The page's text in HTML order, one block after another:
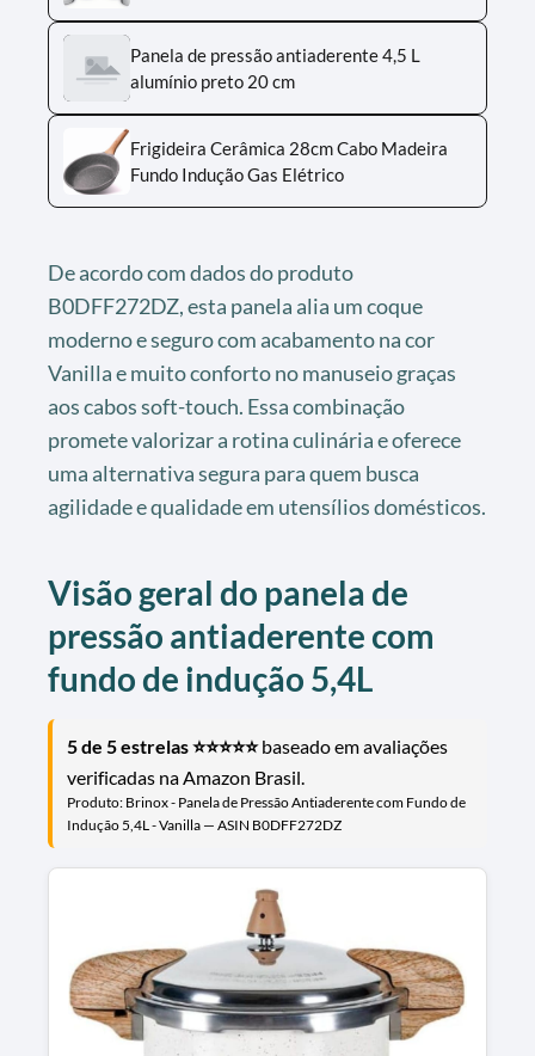
Panela de pressão antiaderente 4,5 L
alumínio preto 20 cm
Frigideira Cerâmica 28cm Cabo Madeira
Fundo Indução Gas Elétrico
De acordo com dados do produto
B0DFF272DZ, esta panela alia um coque
moderno e seguro com acabamento na cor
Vanilla e muito conforto no manuseio graças
aos cabos soft-touch. Essa combinação
promete valorizar a rotina culinária e oferece
uma alternativa segura para quem busca
agilidade e qualidade em utensílios domésticos.
Visão geral do panela de
pressão antiaderente com
fundo de indução 5,4L
5 de 5 estrelas ⭐⭐⭐⭐⭐baseado em avaliações
verificadas na Amazon Brasil.
Produto: Brinox - Panela de Pressão Antiaderente com Fundo de
Indução 5,4L - Vanilla — ASIN B0DFF272DZ